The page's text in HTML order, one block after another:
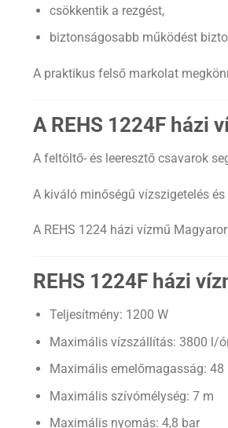
csökkentik a rezgést,
biztonságosabb működést
A praktikus felső markolat
A REHS 1224F házi
A feltöltő- és leeresztő csavarok
A kiváló minőségű vízszigetelés
A REHS 1224 házi vízmű
REHS 1224F házi
Teljesítmény: 1200 W
Maximális vízszállítás: 3800 l/
Maximális emelőmagasság: 48
Maximális szívómélység: 7 m
Maximális nyomás: 4,8 bar